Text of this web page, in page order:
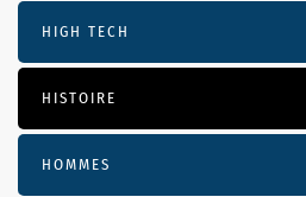
HIGH TECH
HISTOIRE
HOMMES